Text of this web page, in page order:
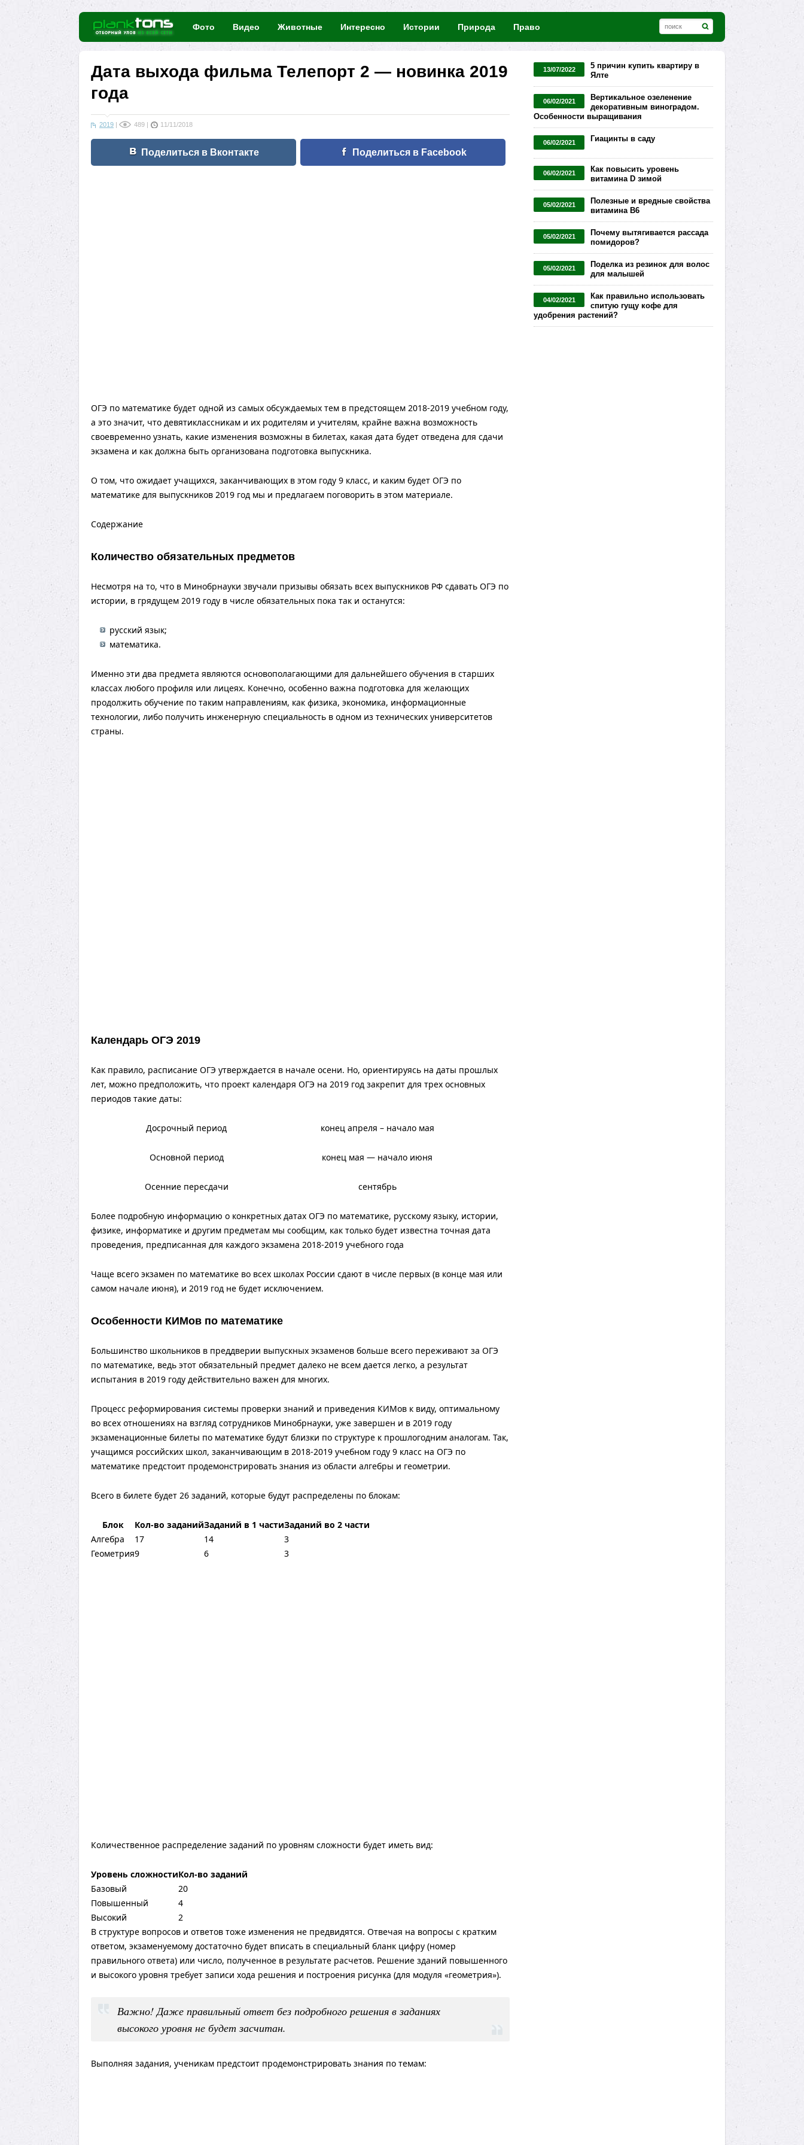
Фото Видео Животные Интересно Истории Природа Право
Дата выхода фильма Телепорт 2 — новинка 2019
года
2019 | 489 | 11/11/2018
Поделиться в Вконтакте Поделиться в Facebook
ОГЭ по математике будет одной из самых обсуждаемых тем в предстоящем 2018-2019 учебном году,
а это значит, что девятиклассникам и их родителям и учителям, крайне важна возможность
своевременно узнать, какие изменения возможны в билетах, какая дата будет отведена для сдачи
экзамена и как должна быть организована подготовка выпускника.
О том, что ожидает учащихся, заканчивающих в этом году 9 класс, и каким будет ОГЭ по
математике для выпускников 2019 год мы и предлагаем поговорить в этом материале.
Содержание
Количество обязательных предметов
Несмотря на то, что в Минобрнауки звучали призывы обязать всех выпускников РФ сдавать ОГЭ по
истории, в грядущем 2019 году в числе обязательных пока так и останутся:
русский язык;
математика.
Именно эти два предмета являются основополагающими для дальнейшего обучения в старших
классах любого профиля или лицеях. Конечно, особенно важна подготовка для желающих
продолжить обучение по таким направлениям, как физика, экономика, информационные
технологии, либо получить инженерную специальность в одном из технических университетов
страны.
Календарь ОГЭ 2019
Как правило, расписание ОГЭ утверждается в начале осени. Но, ориентируясь на даты прошлых
лет, можно предположить, что проект календаря ОГЭ на 2019 год закрепит для трех основных
периодов такие даты:
Досрочный период конец апреля – начало мая
Основной период конец мая — начало июня
Осенние пересдачи сентябрь
Более подробную информацию о конкретных датах ОГЭ по математике, русскому языку, истории,
физике, информатике и другим предметам мы сообщим, как только будет известна точная дата
проведения, предписанная для каждого экзамена 2018-2019 учебного года
Чаще всего экзамен по математике во всех школах России сдают в числе первых (в конце мая или
самом начале июня), и 2019 год не будет исключением.
Особенности КИМов по математике
Большинство школьников в преддверии выпускных экзаменов больше всего переживают за ОГЭ
по математике, ведь этот обязательный предмет далеко не всем дается легко, а результат
испытания в 2019 году действительно важен для многих.
Процесс реформирования системы проверки знаний и приведения КИМов к виду, оптимальному
во всех отношениях на взгляд сотрудников Минобрнауки, уже завершен и в 2019 году
экзаменационные билеты по математике будут близки по структуре к прошлогодним аналогам. Так,
учащимся российских школ, заканчивающим в 2018-2019 учебном году 9 класс на ОГЭ по
математике предстоит продемонстрировать знания из области алгебры и геометрии.
Всего в билете будет 26 заданий, которые будут распределены по блокам:
Блок Кол-во заданийЗаданий в 1 частиЗаданий во 2 части
Алгебра
17 14
3
Геометрия9 6 3
Количественное распределение заданий по уровням сложности будет иметь вид:
Уровень сложностиКол-во заданий
Базовый
20
Повышенный
4
Высокий
2
В структуре вопросов и ответов тоже изменения не предвидятся. Отвечая на вопросы с кратким
ответом, экзаменуемому достаточно будет вписать в специальный бланк цифру (номер
правильного ответа) или число, полученное в результате расчетов. Решение зданий повышенного
и высокого уровня требует записи хода решения и построения рисунка (для модуля «геометрия»).
Важно! Даже правильный ответ без подробного решения в заданиях
высокого уровня не будет засчитан.
Выполняя задания, ученикам предстоит продемонстрировать знания по темам:
13/07/2022
5 причин купить квартиру в
Ялте
06/02/2021
Вертикальное озеленение
декоративным виноградом.
Особенности выращивания
06/02/2021 Гиацинты в саду
06/02/2021
Как повысить уровень
витамина D зимой
05/02/2021
Полезные и вредные свойства
витамина В6
05/02/2021
Почему вытягивается рассада
помидоров?
05/02/2021
Поделка из резинок для волос
для малышей
04/02/2021
Как правильно использовать
спитую гущу кофе для
удобрения растений?